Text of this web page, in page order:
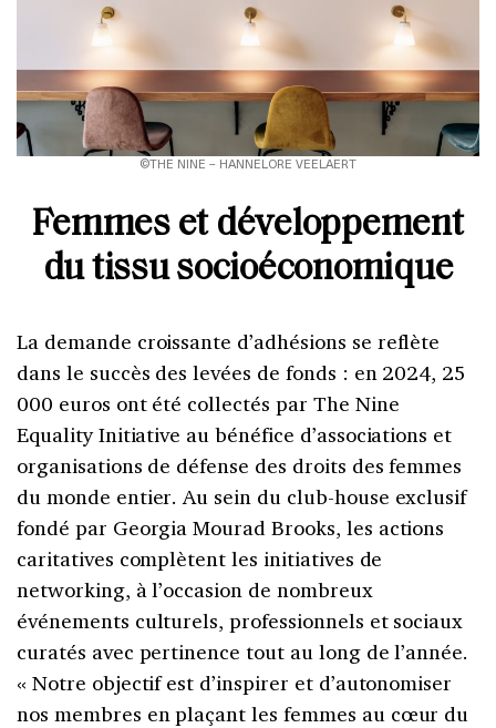
©THE NINE – HANNELORE VEELAERT
Femmes et développement
du tissu socioéconomique
La demande croissante d’adhésions se reflète
dans le succès des levées de fonds : en 2024, 25
000 euros ont été collectés par The Nine
Equality Initiative au bénéfice d’associations et
organisations de défense des droits des femmes
du monde entier. Au sein du club-house exclusif
fondé par Georgia Mourad Brooks, les actions
caritatives complètent les initiatives de
networking, à l’occasion de nombreux
événements culturels, professionnels et sociaux
curatés avec pertinence tout au long de l’année.
« Notre objectif est d’inspirer et d’autonomiser
nos membres en plaçant les femmes au cœur du